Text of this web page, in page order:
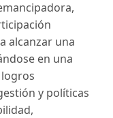
alcanzar una
en una
y políticas